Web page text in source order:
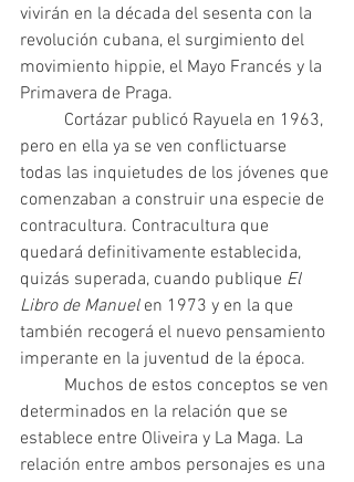
vivirán en la década del sesenta con la
revolución cubana, el surgimiento del
movimiento hippie, el Mayo Francés y la
Primavera de Praga.
pero en ella ya se ven conflictuarse
todas las inquietudes de los jóvenes que
comenzaban a construir una especie de
contracultura. Contracultura que
quedará definitivamente establecida,
quizás superada, cuando publique El
Libro de Manuel en 1973 y en la que
también recogerá el nuevo pensamiento
determinados en la relación que se
establece entre Oliveira y La Maga. La
relación entre ambos personajes es una